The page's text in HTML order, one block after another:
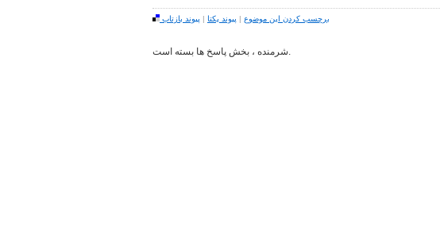
برچسب کردن این موضوع | پیوند یکتا | پیوند بازتاب
شرمنده ، بخش پاسخ ها بسته است.